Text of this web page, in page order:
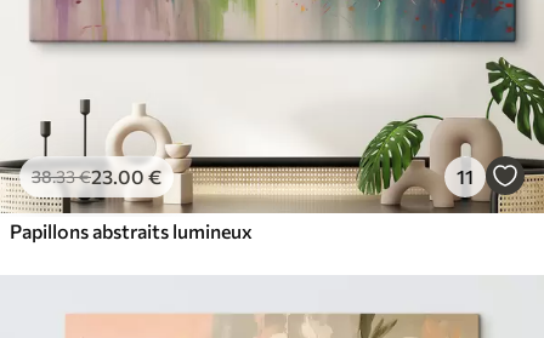
38.33€23.00 € 11
Papillons abstraits lumineux